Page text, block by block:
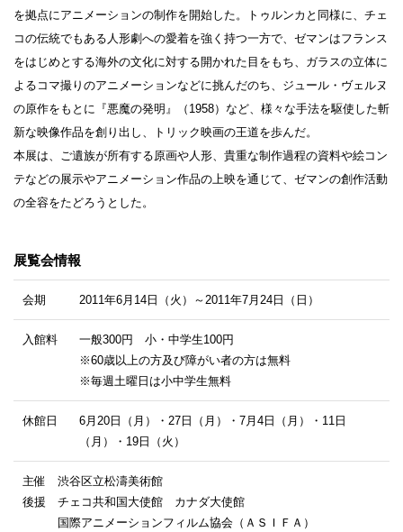
を拠点にアニメーションの制作を開始した。トゥルンカと同様に、チェ
コの伝統でもある人形劇への愛着を強く持つ一方で、ゼマンはフランス
をはじめとする海外の文化に対する開かれた目をもち、ガラスの立体に
よるコマ撮りのアニメーションなどに挑んだのち、ジュール・ヴェルヌ
の原作をもとに『悪魔の発明』（1958）など、様々な手法を駆使した斬
新な映像作品を創り出し、トリック映画の王道を歩んだ。
本展は、ご遺族が所有する原画や人形、貴重な制作過程の資料や絵コン
テなどの展示やアニメーション作品の上映を通じて、ゼマンの創作活動
の全容をたどろうとした。
展覧会情報
会期 2011年6月14日（火）～2011年7月24日（日）
入館料
一般300円 小・中学生100円
※60歳以上の方及び障がい者の方は無料
※毎週土曜日は小中学生無料
休館日
6月20日（月）・27日（月）・7月4日（月）・11日
（月）・19日（火）
主催 渋谷区立松濤美術館
後援 チェコ共和国大使館 カナダ大使館
国際アニメーションフィルム協会（ＡＳＩＦＡ）